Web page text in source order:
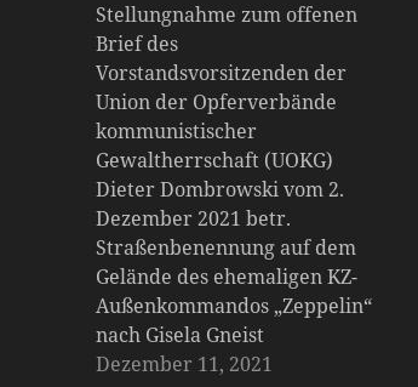
Stellungnahme zum offenen
Brief des
Vorstandsvorsitzenden der
Union der Opferverbände
kommunistischer
Gewaltherrschaft (UOKG)
Dieter Dombrowski vom 2.
Dezember 2021 betr.
Straßenbenennung auf dem
Gelände des ehemaligen KZ-
Außenkommandos „Zeppelin“
nach Gisela Gneist
Dezember 11, 2021